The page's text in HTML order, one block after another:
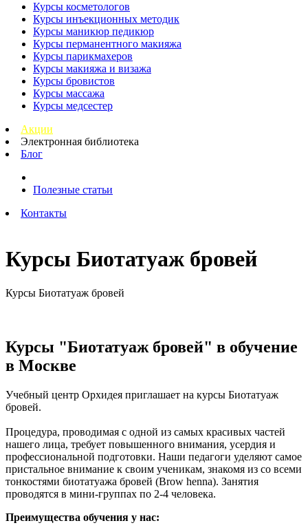
Курсы косметологов
Курсы инъекционных методик
Курсы маникюр педикюр
Курсы перманентного макияжа
Курсы парикмахеров
Курсы макияжа и визажа
Курсы бровистов
Курсы массажа
Курсы медсестер
Акции
Электронная библиотека
Блог
Полезные статьи
Контакты
Курсы Биотатуаж бровей
Курсы Биотатуаж бровей
Курсы "Биотатуаж бровей" в обучение
в Москве
Учебный центр Орхидея приглашает на курсы Биотатуаж
бровей.
Процедура, проводимая с одной из самых красивых частей
нашего лица, требует повышенного внимания, усердия и
профессиональной подготовки. Наши педагоги уделяют самое
пристальное внимание к своим ученикам, знакомя из со всеми
тонкостями биотатуажа бровей (Brow henna). Занятия
проводятся в мини-группах по 2-4 человека.
Преимущества обучения у нас: